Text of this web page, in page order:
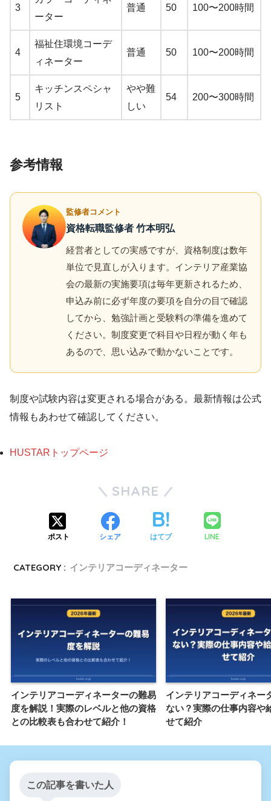
3
ーター
普通 50 100〜200時間
4
福祉住環境コーデ
ィネーター
普通 50 100〜200時間
5
キッチンスペシャ
リスト
やや難
しい
54 200〜300時間
参考情報
監修者コメント
資格転職監修者 竹本明弘
経営者としての実感ですが、資格制度は数年
単位で見直しが入ります。インテリア産業協
会の最新の実施要項は毎年更新されるため、
申込み前に必ず年度の要項を自分の目で確認
してから、勉強計画と受験料の準備を進めて
ください。制度変更で科目や日程が動く年も
あるので、思い込みで動かないことです。
制度や試験内容は変更される場合がある。最新情報は公式
情報もあわせて確認してください。
HUSTARトップページ
SHARE
ポスト シェア はてブ LINE
CATEGORY : インテリアコーディネーター
インテリアコーディネーターの難易
度を解説！実際のレベルと他の資格
との比較表も合わせて紹介！
インテリアコーディネー
ない？実際の仕事内容や
せて紹介
この記事を書いた人